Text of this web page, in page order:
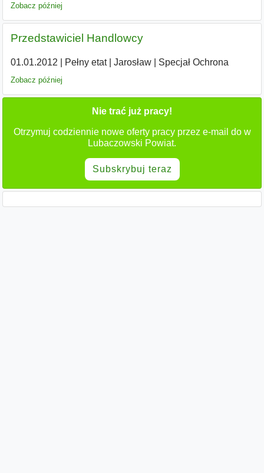
Zobacz później
Przedstawiciel Handlowcy
01.01.2012 Pełny etat| Jarosław| Specjał Ochrona
Zobacz później
Nie trać już pracy!
Otrzymuj codziennie nowe oferty pracy przez e-mail do w
Lubaczowski Powiat.
Subskrybuj teraz